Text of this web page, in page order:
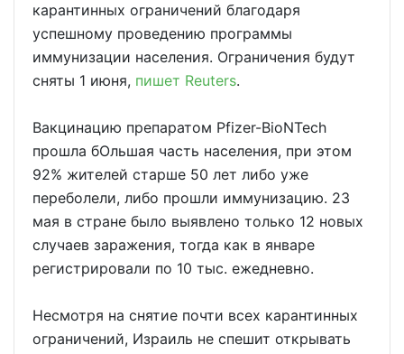
карантинных ограничений благодаря
успешному проведению программы
иммунизации населения. Ограничения будут
сняты 1 июня, пишет Reuters.
Вакцинацию препаратом Pfizer-BioNTech
прошла бОльшая часть населения, при этом
92% жителей старше 50 лет либо уже
переболели, либо прошли иммунизацию. 23
мая в стране было выявлено только 12 новых
случаев заражения, тогда как в январе
регистрировали по 10 тыс. ежедневно.
Несмотря на снятие почти всех карантинных
ограничений, Израиль не спешит открывать